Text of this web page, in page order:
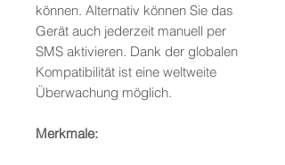
können. Alternativ können Sie das
Gerät auch jederzeit manuell per
SMS aktivieren. Dank der globalen
Kompatibilität ist eine weltweite
Überwachung möglich.
Merkmale: